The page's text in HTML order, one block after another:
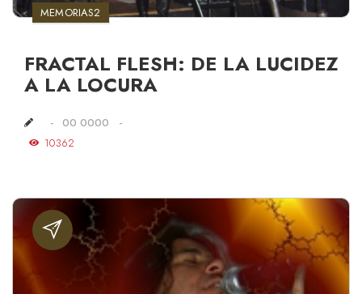
MEMORIAS2
FRACTAL FLESH: DE LA LUCIDEZ
A LA LOCURA
00 0000
10362